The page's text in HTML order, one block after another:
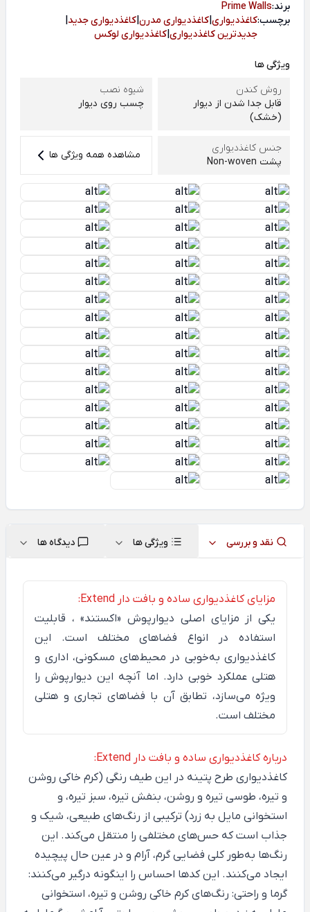
برند:Prime Walls
برچسب:کاغذدیواری کاغذدیواری مدرن کاغذدیواری جدید
جدیدترین کاغذدیواری کاغذدیواری لوکس
ویژگی ها
روش کندن
قابل جدا شدن از دیوار
(خشک)
شیوه نصب
چسب روی دیوار
جنس کاغذدیواری
پشت Non-woven
مشاهده همه ویژگی ها
نقد و بررسی ویژگی ها دیدگاه ها
مزایای کاغذدیواری ساده و بافت دار Extend:
یکی از مزایای اصلی دیوارپوش «اکستند»، قابلیت
استفاده در انواع فضاهای مختلف است. این
کاغذدیواری به‌خوبی در محیط‌های مسکونی، اداری و
هتلی عملکرد خوبی دارد. اما آنچه این دیوارپوش را
ویژه می‌سازد، تطابق آن با فضاهای تجاری و هتلی
مختلف است.
درباره کاغذدیواری ساده و بافت دار Extend:
کاغذدیواری طرح پتینه در این طیف رنگی (کرم خاکی روشن
و تیره، طوسی تیره و روشن، بنفش تیره، سبز تیره، و
استخوانی مایل به زرد) ترکیبی از رنگ‌های طبیعی، شیک و
جذاب است که حس‌های مختلفی را منتقل می‌کند. این
رنگ‌ها به‌طور کلی فضایی گرم، آرام و در عین حال پیچیده
ایجاد می‌کنند. این کدها احساس را اینگونه درگیر می‌کنند:
گرما و راحتی: رنگ‌های کرم خاکی روشن و تیره، استخوانی